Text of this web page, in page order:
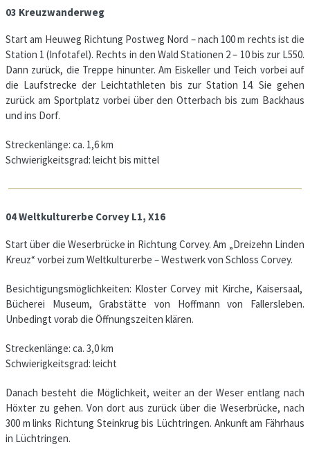
03 Kreuzwanderweg
Start am Heuweg Richtung Postweg Nord – nach 100 m rechts ist die
Station 1 (Infotafel). Rechts in den Wald Stationen 2 – 10 bis zur L550.
Dann zurück, die Treppe hinunter. Am Eiskeller und Teich vorbei auf
die Laufstrecke der Leichtathleten bis zur Station 14. Sie gehen
zurück am Sportplatz vorbei über den Otterbach bis zum Backhaus
und ins Dorf.
Streckenlänge: ca. 1,6 km
Schwierigkeitsgrad: leicht bis mittel
04 Weltkulturerbe Corvey L1, X16
Start über die Weserbrücke in Richtung Corvey. Am „Dreizehn Linden
Kreuz“ vorbei zum Weltkulturerbe – Westwerk von Schloss Corvey.
Besichtigungsmöglichkeiten: Kloster Corvey mit Kirche, Kaisersaal,
Bücherei Museum, Grabstätte von Hoffmann von Fallersleben.
Unbedingt vorab die Öffnungszeiten klären.
Streckenlänge: ca. 3,0 km
Schwierigkeitsgrad: leicht
Danach besteht die Möglichkeit, weiter an der Weser entlang nach
Höxter zu gehen. Von dort aus zurück über die Weserbrücke, nach
300 m links Richtung Steinkrug bis Lüchtringen. Ankunft am Fährhaus
in Lüchtringen.